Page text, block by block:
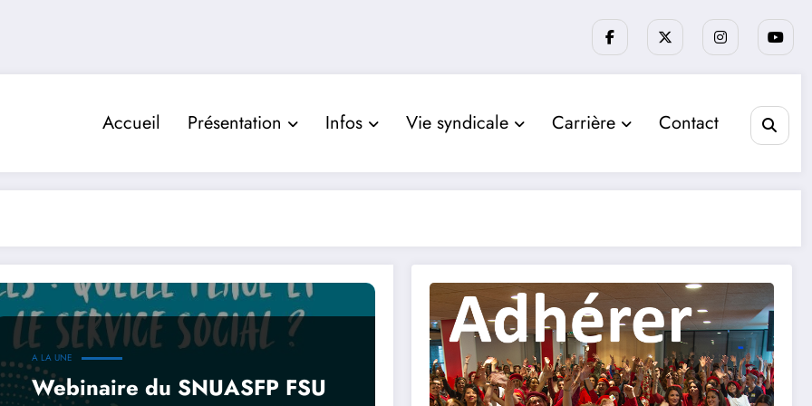
Accueil Présentation Infos Vie syndicale Carrière Contact
A LA UNE
Webinaire du SNUASFP FSU